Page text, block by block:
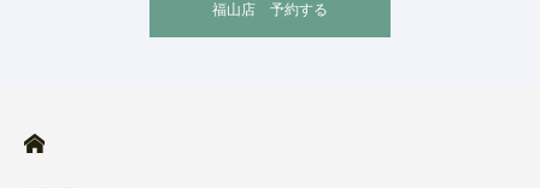
福山店 予約する